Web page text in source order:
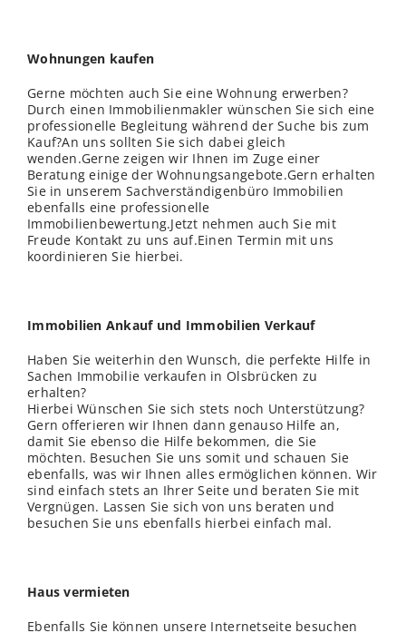
Wohnungen kaufen
Gerne möchten auch Sie eine Wohnung erwerben?
Durch einen Immobilienmakler wünschen Sie sich eine
professionelle Begleitung während der Suche bis zum
Kauf?An uns sollten Sie sich dabei gleich
wenden.Gerne zeigen wir Ihnen im Zuge einer
Beratung einige der Wohnungsangebote.Gern erhalten
Sie in unserem Sachverständigenbüro Immobilien
ebenfalls eine professionelle
Immobilienbewertung.Jetzt nehmen auch Sie mit
Freude Kontakt zu uns auf.Einen Termin mit uns
koordinieren Sie hierbei.
Immobilien Ankauf und Immobilien Verkauf
Haben Sie weiterhin den Wunsch, die perfekte Hilfe in
Sachen Immobilie verkaufen in Olsbrücken zu
erhalten?
Hierbei Wünschen Sie sich stets noch Unterstützung?
Gern offerieren wir Ihnen dann genauso Hilfe an,
damit Sie ebenso die Hilfe bekommen, die Sie
möchten. Besuchen Sie uns somit und schauen Sie
ebenfalls, was wir Ihnen alles ermöglichen können. Wir
sind einfach stets an Ihrer Seite und beraten Sie mit
Vergnügen. Lassen Sie sich von uns beraten und
besuchen Sie uns ebenfalls hierbei einfach mal.
Haus vermieten
Ebenfalls Sie können unsere Internetseite besuchen